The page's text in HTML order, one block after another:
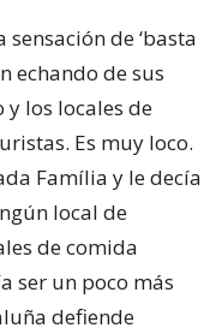
sensación de ‘basta
echando de sus
los locales de
Es muy loco.
Família y le decía
local de
de comida
ser un poco más
defiende